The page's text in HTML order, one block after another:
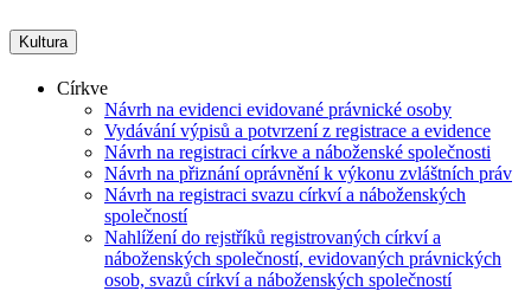
Kultura
Církve
Návrh na evidenci evidované právnické osoby
Vydávání výpisů a potvrzení z registrace a evidence
Návrh na registraci církve a náboženské společnosti
Návrh na přiznání oprávnění k výkonu zvláštních práv
Návrh na registraci svazu církví a náboženských
společností
Nahlížení do rejstříků registrovaných církví a
náboženských společností, evidovaných právnických
osob, svazů církví a náboženských společností